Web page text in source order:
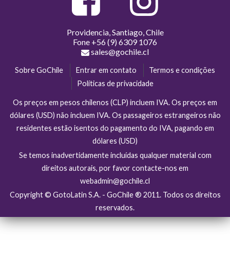
Providencia, Santiago, Chile
Fone +56 (9) 6309 1076
sales@gochile.cl
Sobre GoChile Entrar em contato
Termos e condições
Políticas de privacidade
Os preços em pesos chilenos (CLP) incluem IVA. Os preços em
dólares (USD) não incluem IVA. Os passageiros estrangeiros não
residentes estão isentos do pagamento do IVA, pagando em
dólares (USD)
Se temos inadvertidamente incluídas qualquer material com
direitos autorais, por favor contacte-nos em
webadmin@gochile.cl
Copyright © GotoLatin S.A. - GoChile ® 2011. Todos os direitos
reservados.